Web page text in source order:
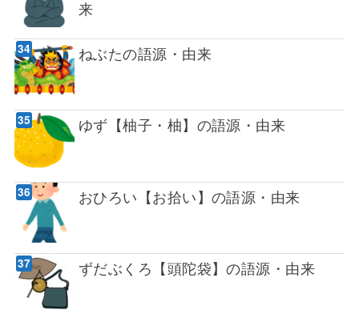
来
ねぶたの語源・由来
ゆず【柚子・柚】の語源・由来
おひろい【お拾い】の語源・由来
ずだぶくろ【頭陀袋】の語源・由来